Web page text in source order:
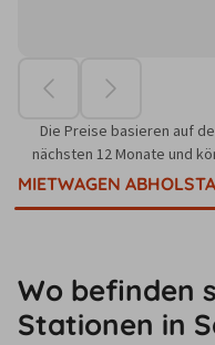
Die Preise basieren auf
nächsten 12 Monate und
MIETWAGEN
Wo befinden
Stationen in